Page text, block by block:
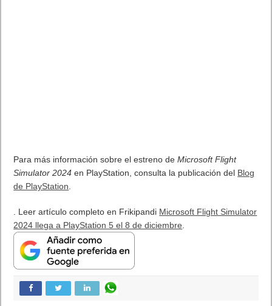
Para más información sobre el estreno deMicrosoft Flight
Simulator 2024 en PlayStation, consulta la publicación del Blog
de PlayStation
. Leer artículo completo en Frikipandi Microsoft Flight Simulator
2024 llega a PlayStation 5 el 8 de diciembre